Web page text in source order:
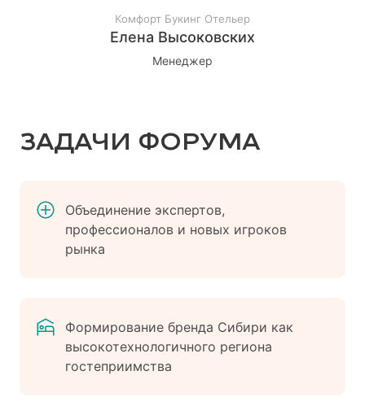
Комфорт Букинг Отельер
Елена Высоковских
Менеджер
ЗАДАЧИ ФОРУМА
Объединение экспертов,
профессионалов и новых игроков
рынка
Формирование бренда Сибири как
высокотехнологичного региона
гостеприимства